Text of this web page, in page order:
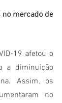
mercado de
a diminuição
Assim, os
no